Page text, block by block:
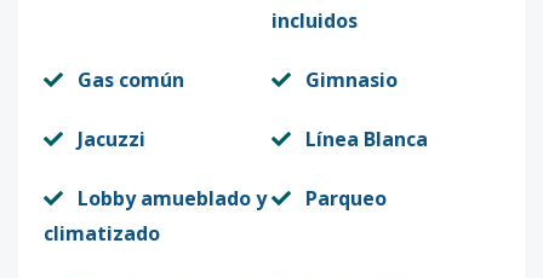
incluidos
Gas común Gimnasio
Jacuzzi Línea Blanca
Lobby amueblado y
climatizado
Parqueo